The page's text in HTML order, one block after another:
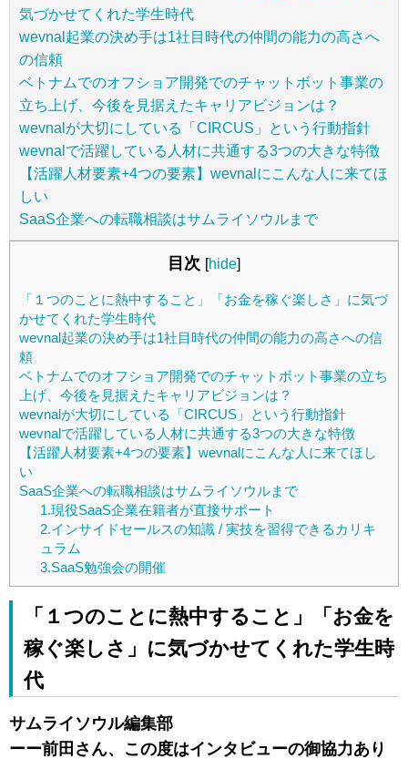
気づかせてくれた学生時代
wevnal起業の決め手は1社目時代の仲間の能力の高さへ
の信頼
ベトナムでのオフショア開発でのチャットボット事業の
立ち上げ、今後を見据えたキャリアビジョンは？
wevnalが大切にしている「CIRCUS」という行動指針
wevnalで活躍している人材に共通する3つの大きな特徴
【活躍人材要素+4つの要素】wevnalにこんな人に来てほ
しい
SaaS企業への転職相談はサムライソウルまで
目次 [hide]
「１つのことに熱中すること」「お金を稼ぐ楽しさ」に気づ
かせてくれた学生時代
wevnal起業の決め手は1社目時代の仲間の能力の高さへの信
頼
ベトナムでのオフショア開発でのチャットボット事業の立ち
上げ、今後を見据えたキャリアビジョンは？
wevnalが大切にしている「CIRCUS」という行動指針
wevnalで活躍している人材に共通する3つの大きな特徴
【活躍人材要素+4つの要素】wevnalにこんな人に来てほし
い
SaaS企業への転職相談はサムライソウルまで
1.現役SaaS企業在籍者が直接サポート
2.インサイドセールスの知識 / 実技を習得できるカリキ
ュラム
3.SaaS勉強会の開催
「１つのことに熱中すること」「お金を
稼ぐ楽しさ」に気づかせてくれた学生時
代
サムライソウル編集部
ーー前田さん、この度はインタビューの御協力あり